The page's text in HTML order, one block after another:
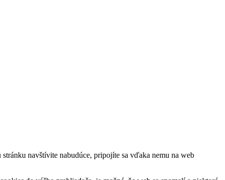
navštívite nabudúce, pripojíte sa vďaka nemu na web